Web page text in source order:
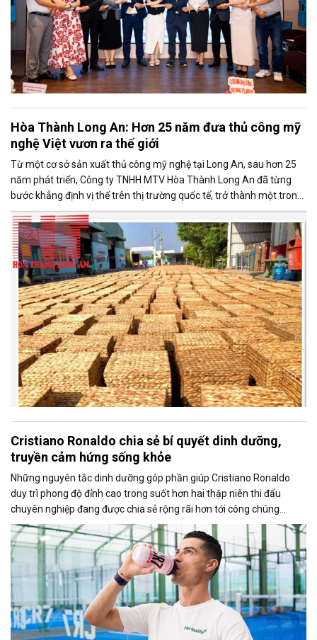
Hòa Thành Long An: Hơn 25 năm đưa thủ công mỹ
nghệ Việt vươn ra thế giới
Từ một cơ sở sản xuất thủ công mỹ nghệ tại Long An, sau hơn 25
năm phát triển, Công ty TNHH MTV Hòa Thành Long An đã từng
bước khẳng định vị thế trên thị trường quốc tế, trở thành một trong
những doanh nghiệp xuất khẩu uy tín của ngành thủ công mỹ nghệ
Việt Nam.
Cristiano Ronaldo chia sẻ bí quyết dinh dưỡng,
truyền cảm hứng sống khỏe
Những nguyên tắc dinh dưỡng góp phần giúp Cristiano Ronaldo
duy trì phong độ đỉnh cao trong suốt hơn hai thập niên thi đấu
chuyên nghiệp đang được chia sẻ rộng rãi hơn tới công chúng
thông qua chiến dịch toàn cầu “Fuel Like Ronaldo” do Herbalife
triển khai.